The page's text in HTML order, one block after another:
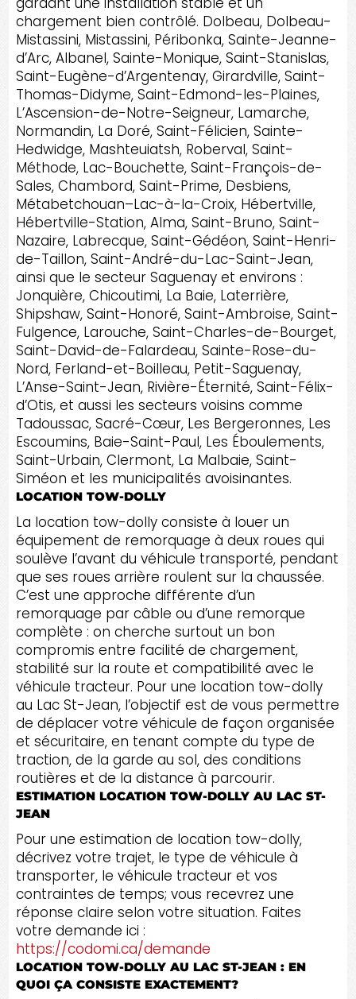
chargement bien contrôlé. Dolbeau, Dolbeau-
Mistassini, Mistassini, Péribonka, Sainte-Jeanne-
d’Arc, Albanel, Sainte-Monique, Saint-Stanislas,
Saint-Eugène-d’Argentenay, Girardville, Saint-
Thomas-Didyme, Saint-Edmond-les-Plaines,
L’Ascension-de-Notre-Seigneur, Lamarche,
Normandin, La Doré, Saint-Félicien, Sainte-
Hedwidge, Mashteuiatsh, Roberval, Saint-
Méthode, Lac-Bouchette, Saint-François-de-
Sales, Chambord, Saint-Prime, Desbiens,
Métabetchouan–Lac-à-la-Croix, Hébertville,
Hébertville-Station, Alma, Saint-Bruno, Saint-
Nazaire, Labrecque, Saint-Gédéon, Saint-Henri-
de-Taillon, Saint-André-du-Lac-Saint-Jean,
ainsi que le secteur Saguenay et environs :
Jonquière, Chicoutimi, La Baie, Laterrière,
Shipshaw, Saint-Honoré, Saint-Ambroise, Saint-
Fulgence, Larouche, Saint-Charles-de-Bourget,
Saint-David-de-Falardeau, Sainte-Rose-du-
Nord, Ferland-et-Boilleau, Petit-Saguenay,
L’Anse-Saint-Jean, Rivière-Éternité, Saint-Félix-
d’Otis, et aussi les secteurs voisins comme
Tadoussac, Sacré-Cœur, Les Bergeronnes, Les
Escoumins, Baie-Saint-Paul, Les Éboulements,
Saint-Urbain, Clermont, La Malbaie, Saint-
Siméon et les municipalités avoisinantes.
LOCATION TOW-DOLLY
La location tow-dolly consiste à louer un
équipement de remorquage à deux roues qui
soulève l’avant du véhicule transporté, pendant
que ses roues arrière roulent sur la chaussée.
C’est une approche différente d’un
remorquage par câble ou d’une remorque
complète : on cherche surtout un bon
compromis entre facilité de chargement,
stabilité sur la route et compatibilité avec le
véhicule tracteur. Pour une location tow-dolly
au Lac St-Jean, l’objectif est de vous permettre
de déplacer votre véhicule de façon organisée
et sécuritaire, en tenant compte du type de
traction, de la garde au sol, des conditions
routières et de la distance à parcourir.
ESTIMATION LOCATION TOW-DOLLY AU LAC ST-
JEAN
Pour une estimation de location tow-dolly,
décrivez votre trajet, le type de véhicule à
transporter, le véhicule tracteur et vos
contraintes de temps; vous recevrez une
réponse claire selon votre situation. Faites
votre demande ici :
https://codomi.ca/demande
LOCATION TOW-DOLLY AU LAC ST-JEAN : EN
QUOI ÇA CONSISTE EXACTEMENT?